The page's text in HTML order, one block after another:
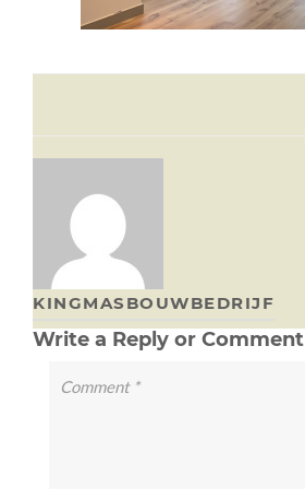
KINGMASBOUWBEDRIJF
Write a Reply or Comment